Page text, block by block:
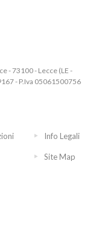
- 73100 - Lecce (LE -
- P.Iva 05061500756
Info Legali
Site Map